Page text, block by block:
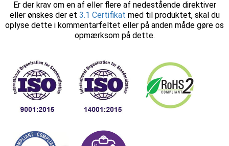
Er der krav om en af eller flere af nedestående direktiver
eller ønskes der et 3.1 Certifikat med til produktet, skal du
oplyse dette i kommentarfeltet eller på anden måde gøre os
opmærksom på dette.